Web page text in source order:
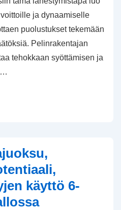
ja dynaamiselle
puolustukset tekemään
Pelinrakentajan
tehokkaan syöttämisen ja
…
käyttö 6-